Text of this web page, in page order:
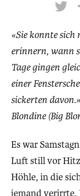
«Sie konnte
erinnern, wann
Tage gingen
einer
sickerten
Blondine (Big
Es war
Luft still vor
Höhle, in die
jemand verirrte.